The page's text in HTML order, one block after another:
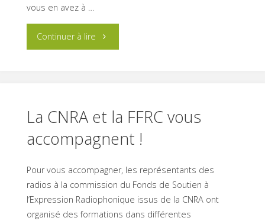
décembre
14h
!"
vous en avez à …
Continuer à lire "SAVE
–
Assemblée
2023"
La CNRA et la FFRC vous
accompagnent !
Pour vous accompagner, les représentants des
radios à la commission du Fonds de Soutien à
l’Expression Radiophonique issus de la CNRA ont
organisé des formations dans différentes